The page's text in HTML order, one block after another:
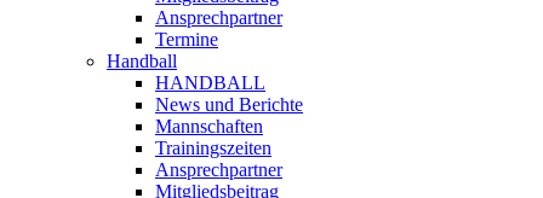
Ansprechpartner
Termine
Handball
HANDBALL
News und Berichte
Mannschaften
Trainingszeiten
Ansprechpartner
Mitgliedsbeitrag